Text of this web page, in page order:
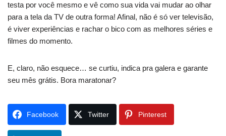
testa por você mesmo e vê como sua vida vai mudar ao olhar
para a tela da TV de outra forma! Afinal, não é só ver televisão,
é viver experiências e rachar o bico com as melhores séries e
filmes do momento.
E, claro, não esquece… se curtiu, indica pra galera e garante
seu mês grátis. Bora maratonar?
Facebook Twitter Pinterest